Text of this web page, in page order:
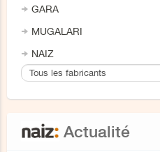
GARA
MUGALARI
NAIZ
Actualité